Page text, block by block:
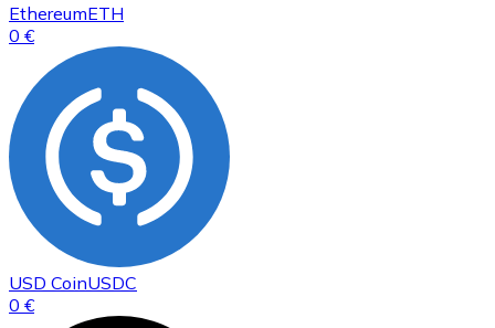
EthereumETH
0 €
USD CoinUSDC
0 €